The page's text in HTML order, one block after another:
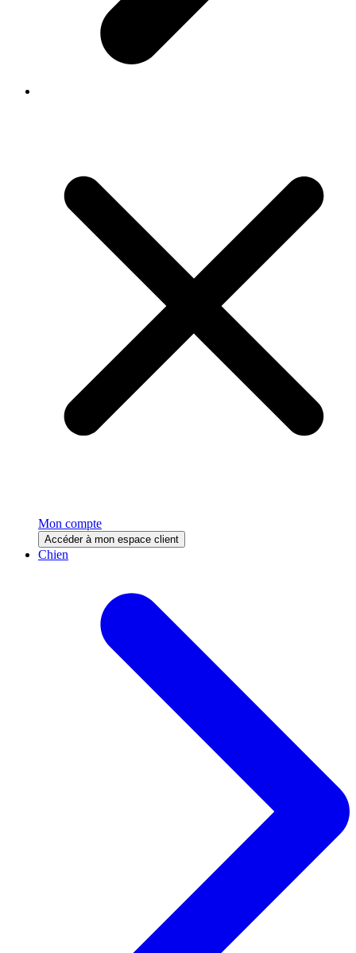
Mon compte
Accéder à mon espace client
Chien